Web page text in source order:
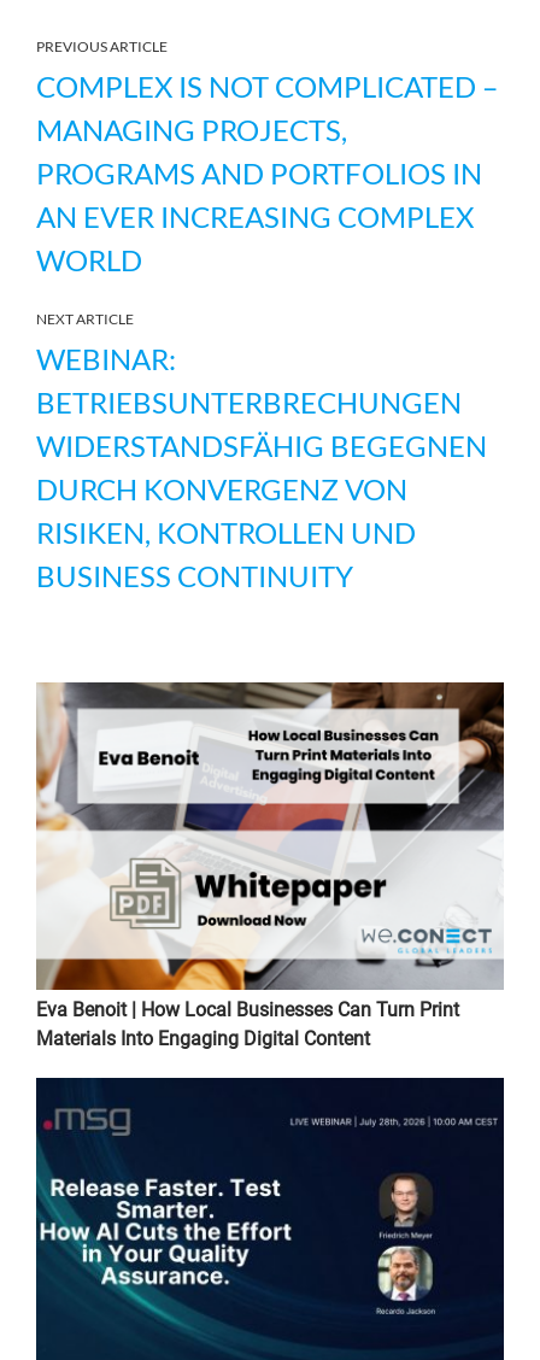
PREVIOUS ARTICLE
COMPLEX IS NOT COMPLICATED –
MANAGING PROJECTS,
PROGRAMS AND PORTFOLIOS IN
AN EVER INCREASING COMPLEX
WORLD
NEXT ARTICLE
WEBINAR:
BETRIEBSUNTERBRECHUNGEN
WIDERSTANDSFÄHIG BEGEGNEN
DURCH KONVERGENZ VON
RISIKEN, KONTROLLEN UND
BUSINESS CONTINUITY
Eva Benoit | How Local Businesses Can Turn Print
Materials Into Engaging Digital Content